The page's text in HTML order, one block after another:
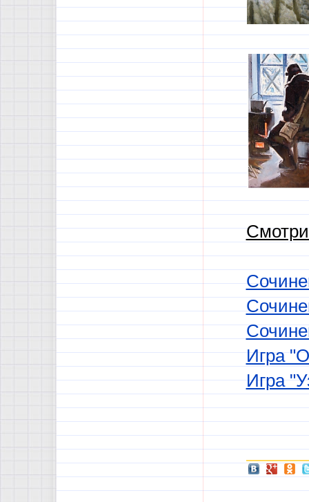
Игра
Игра